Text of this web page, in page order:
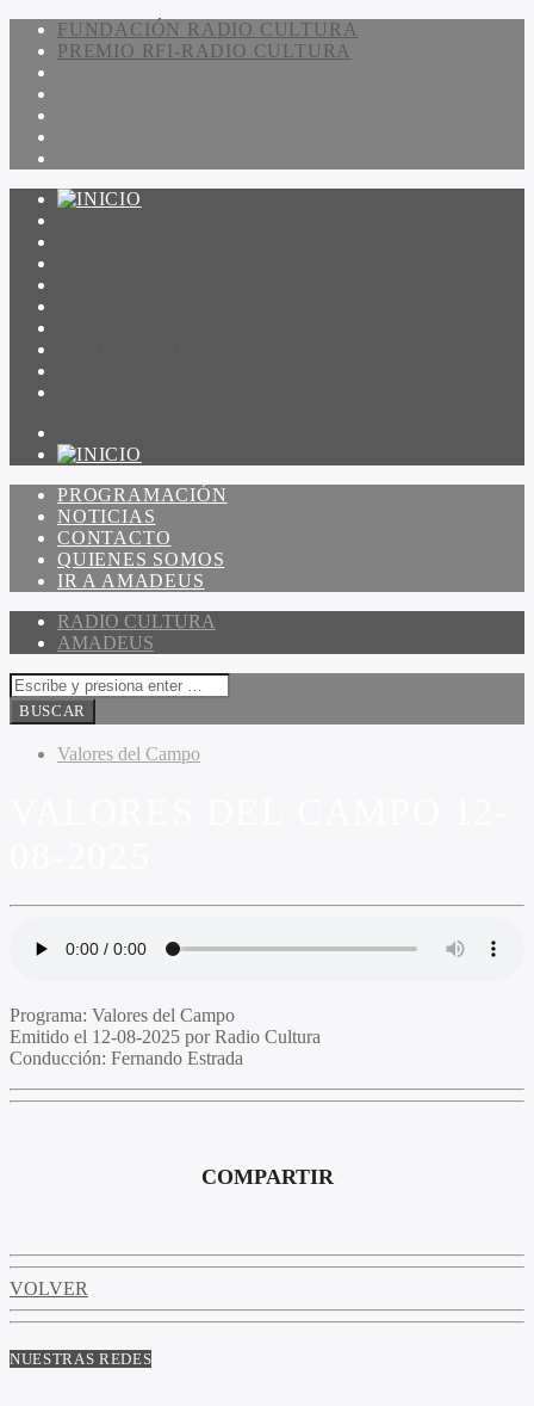
FUNDACIÓN RADIO CULTURA
PREMIO RFI-RADIO CULTURA
PROGRAMACIÓN
NOTICIAS
CONTACTO
QUIENES SOMOS
IR A AMADEUS
RADIO CULTURA
AMADEUS
Valores del Campo
Programa: Valores del Campo
Emitido el 12-08-2025 por Radio Cultura
Conducción: Fernando Estrada
COMPARTIR
VOLVER
NUESTRAS REDES